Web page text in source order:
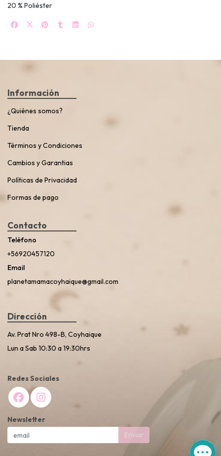
20 % Poliéster
Información
¿Quiénes somos?
Tienda
Términos y Condiciones
Cambios y Garantias
Políticas de Privacidad
Formas de pago
Contacto
Teléfono
+56920457120
Email
planetamamacoyhaique@gmail.com
Dirección
Av. Prat Nro 498-B, Coyhaique
Lun a Sab 10:30 a 19:30hrs
Redes Sociales
Newsletter
Enviar